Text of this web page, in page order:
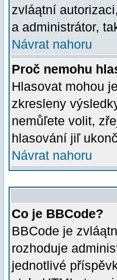
zvláątní
a administrátor,
Návrat nahoru
Proč nemohu
Hlasovat mohou
zkresleny
nemůľete volit,
hlasování jiľ
Návrat nahoru
Co je BBCode?
BBCode je
rozhoduje
jednotlivé